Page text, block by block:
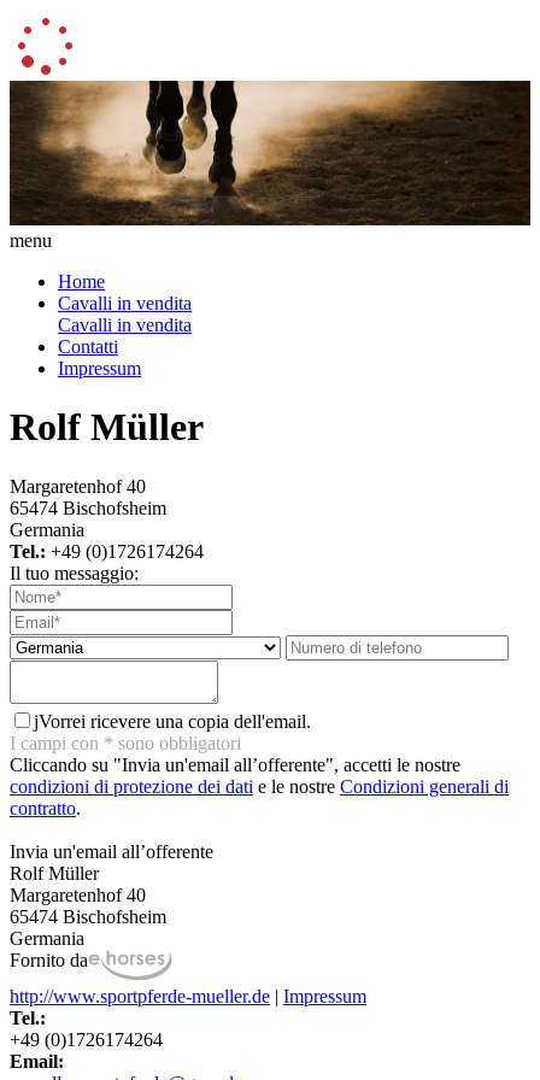
menu
Home
Cavalli in vendita
Cavalli in vendita
Contatti
Impressum
Rolf Müller
Margaretenhof 40
65474 Bischofsheim
Germania
Tel.: +49 (0)1726174264
Il tuo messaggio:
jVorrei ricevere una copia dell'email.
I campi con * sono obbligatori
Cliccando su "Invia un'email all’offerente", accetti le nostre
condizioni di protezione dei dati e le nostre Condizioni generali di
contratto.
Invia un'email all’offerente
Rolf Müller
Margaretenhof 40
65474 Bischofsheim
Germania
Fornito da
http://www.sportpferde-mueller.de | Impressum
Tel.:
+49 (0)1726174264
Email: